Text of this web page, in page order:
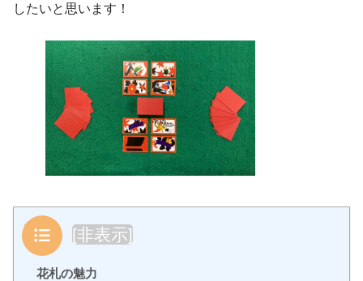
したいと思います！
目次 [非表示]
花札の魅力